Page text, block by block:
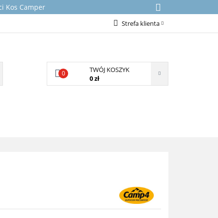
Kos Camper
Strefa klienta
Załóż konto
Dodaj zgłoszenie
Zgody cookies
0
TWÓJ KOSZYK
0 zł